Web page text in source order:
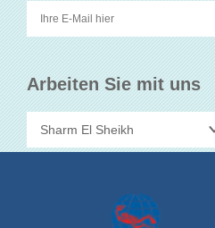
Arbeiten Sie mit uns